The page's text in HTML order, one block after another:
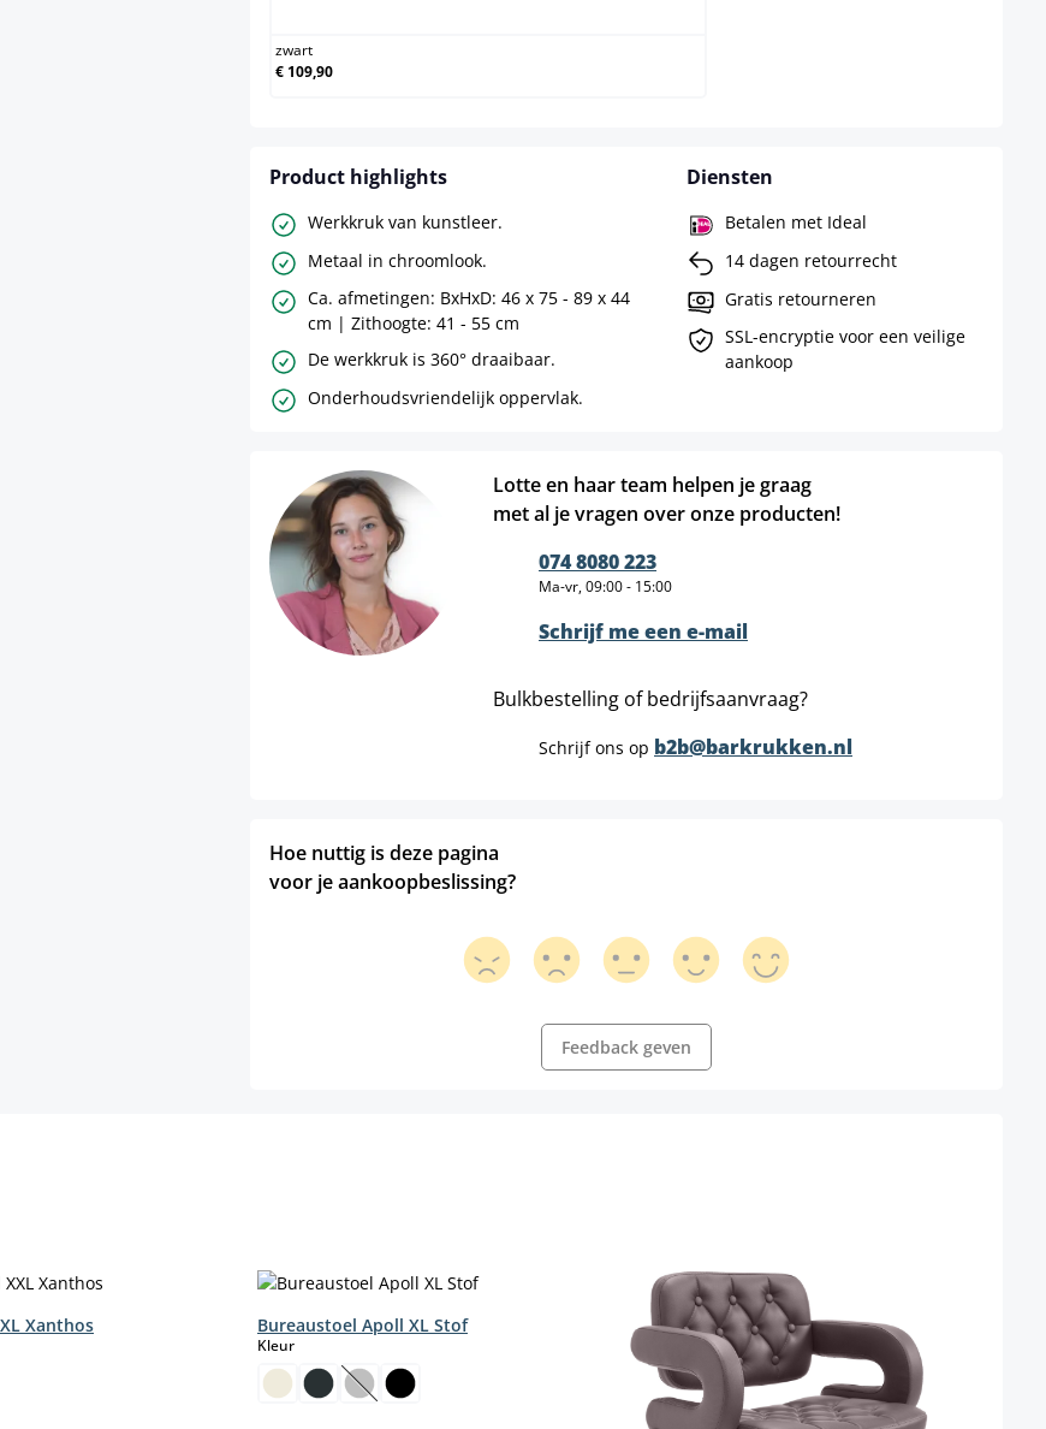
zwart
€ 109,90
Product highlights
Werkkruk van kunstleer.
Metaal in chroomlook.
Ca. afmetingen: BxHxD: 46 x 75 - 89 x 44
cm | Zithoogte: 41 - 55 cm
De werkkruk is 360° draaibaar.
Onderhoudsvriendelijk oppervlak.
Diensten
Betalen met Ideal
14 dagen retourrecht
Gratis retourneren
SSL-encryptie voor een veilige
aankoop
Lotte en haar team helpen je graag
met al je vragen over onze producten!
074 8080 223
Ma-vr, 09:00 - 15:00
Schrijf me een e-mail
Bulkbestelling of bedrijfsaanvraag?
Schrijf ons op b2b@barkrukken.nl
Hoe nuttig is deze pagina
voor je aankoopbeslissing?
Feedback geven
Xanthos Bureaustoel Apoll XL Stof
Kleurselect
(Deze optie is momenteel niet beschikbaar.)